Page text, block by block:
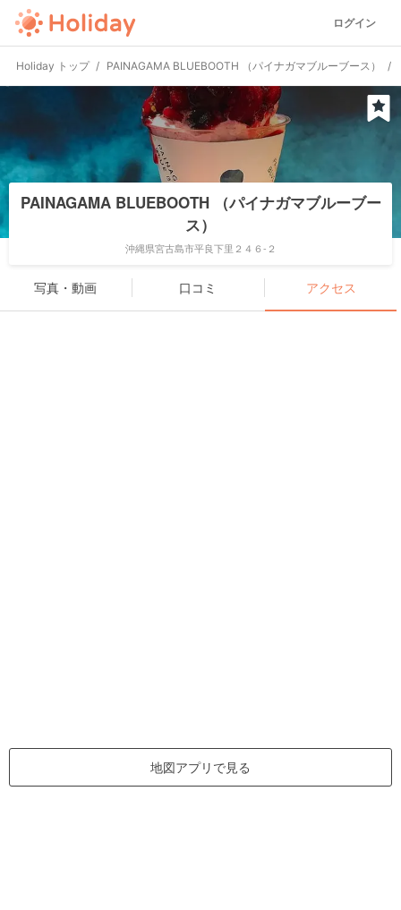
ログイン
Holiday トップ PAINAGAMA BLUEBOOTH （パイナガマブルーブース）
PAINAGAMA BLUEBOOTH （パイナガマブルーブー
ス）
沖縄県宮古島市平良下里２４６-２
写真・動画 口コミ アクセス
地図アプリで見る